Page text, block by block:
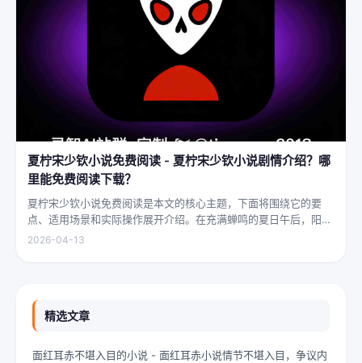
夏柠宋少钦小说免费阅读 - 夏柠宋少钦小说剧情介绍？哪
里能免费阅读下载？
夏柠宋少钦小说免费阅读是本文的核心主题，下面将围绕它的要
点、适用场景和实际操作展开介绍。在充满蝉鸣的夏日午后，阳光
透过梧桐树叶的缝隙，洒在少女夏柠的肩头。她坐在旧书摊旁，手
2026-04-13
精选文章
面红耳赤不堪入目的小说 - 面红耳赤小说情节不堪入目，争议内